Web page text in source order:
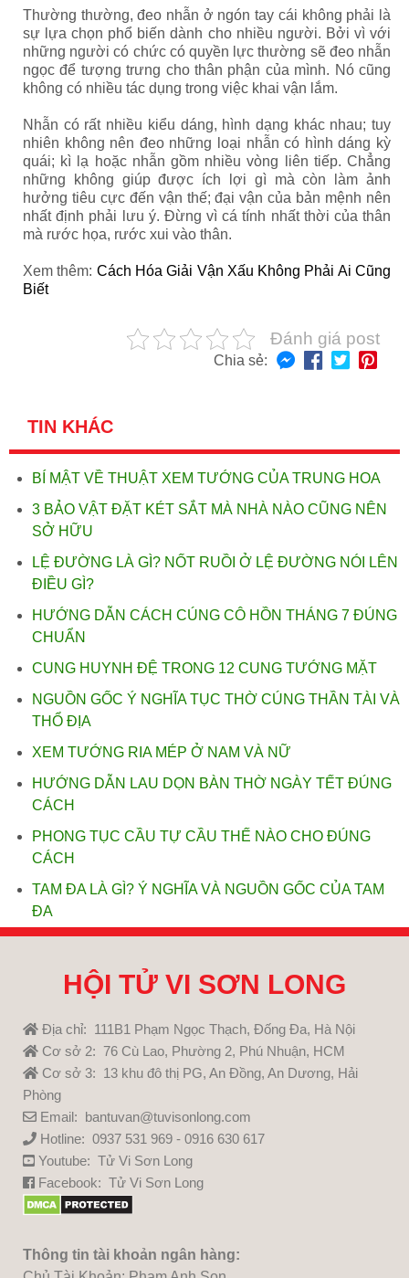
Thường thường, đeo nhẫn ở ngón tay cái không phải là
sự lựa chọn phổ biến dành cho nhiều người. Bởi vì với
những người có chức có quyền lực thường sẽ đeo nhẫn
ngọc để tượng trưng cho thân phận của mình. Nó cũng
không có nhiều tác dụng trong việc khai vận lắm.
Nhẫn có rất nhiều kiểu dáng, hình dạng khác nhau; tuy
nhiên không nên đeo những loại nhẫn có hình dáng kỳ
quái; kì lạ hoặc nhẫn gồm nhiều vòng liên tiếp. Chẳng
những không giúp được ích lợi gì mà còn làm ảnh
hưởng tiêu cực đến vận thế; đại vận của bản mệnh nên
nhất định phải lưu ý. Đừng vì cá tính nhất thời của thân
mà rước họa, rước xui vào thân.
Xem thêm: Cách Hóa Giải Vận Xấu Không Phải Ai Cũng
Biết
Đánh giá post
Chia sẻ:
TIN KHÁC
BÍ MẬT VỀ THUẬT XEM TƯỚNG CỦA TRUNG HOA
3 BẢO VẬT ĐẶT KÉT SẮT MÀ NHÀ NÀO CŨNG NÊN
SỞ HỮU
LỆ ĐƯỜNG LÀ GÌ? NỐT RUỒI Ở LỆ ĐƯỜNG NÓI LÊN
ĐIỀU GÌ?
HƯỚNG DẪN CÁCH CÚNG CÔ HỒN THÁNG 7 ĐÚNG
CHUẨN
CUNG HUYNH ĐỆ TRONG 12 CUNG TƯỚNG MẶT
NGUỒN GỐC Ý NGHĨA TỤC THỜ CÚNG THẦN TÀI VÀ
THỔ ĐỊA
XEM TƯỚNG RIA MÉP Ở NAM VÀ NỮ
HƯỚNG DẪN LAU DỌN BÀN THỜ NGÀY TẾT ĐÚNG
CÁCH
PHONG TỤC CẦU TỰ CẦU THẾ NÀO CHO ĐÚNG
CÁCH
TAM ĐA LÀ GÌ? Ý NGHĨA VÀ NGUỒN GỐC CỦA TAM
ĐA
HỘI TỬ VI SƠN LONG
Địa chỉ: 111B1 Phạm Ngọc Thạch, Đống Đa, Hà Nội
Cơ sở 2: 76 Cù Lao, Phường 2, Phú Nhuận, HCM
Cơ sở 3: 13 khu đô thị PG, An Đồng, An Dương, Hải
Phòng
Email: bantuvan@tuvisonlong.com
Hotline: 0937 531 969 - 0916 630 617
Youtube: Tử Vi Sơn Long
Facebook: Tử Vi Sơn Long
Thông tin tài khoản ngân hàng: